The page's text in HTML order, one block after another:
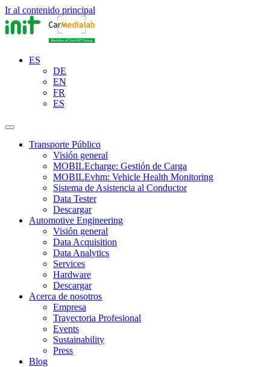
Ir al contenido principal
ES
DE
EN
FR
ES
Transporte Público
Visión general
MOBILEcharge: Gestión de Carga
MOBILEvhm: Vehicle Health Monitoring
Sistema de Asistencia al Conductor
Data Tester
Descargar
Automotive Engineering
Visión general
Data Acquisition
Data Analytics
Services
Hardware
Descargar
Acerca de nosotros
Empresa
Trayectoria Profesional
Events
Sustainability
Press
Blog